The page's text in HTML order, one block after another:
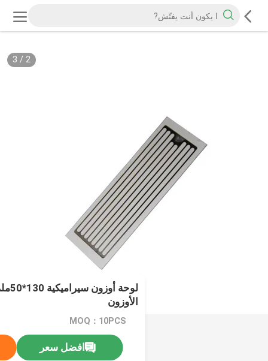
2
/
3
لوحة
الأوزون
MOQ：10PCS
افضل سعر